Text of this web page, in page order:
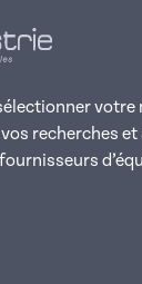
votre
recherches et